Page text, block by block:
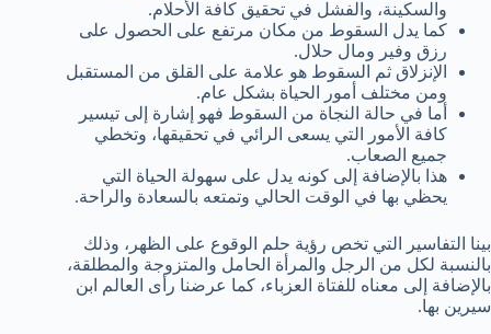
والسكينة، والفشل في تحقيق كافة الأحلام.
كما يدل السقوط من مكان مرتفع على الحصول على
رزق وفير ومال حلال.
الإنزلاق ثم السقوط هو علامة على القلق من المستقبل
ومن مختلف أمور الحياة بشكل عام.
أما في حالة النجاة من السقوط فهو إشارة إلى تيسير
كافة الأمور التي يسعى الرائي في تحقيقها، وتخطي
جميع الصعاب.
هذا بالإضافة إلى كونه يدل على سهولة الحياة التي
يحظي بها في الوقت الحالي وتمتعه بالسعادة والراحة.
بينا التفاسير التي تخص رؤية حلم الوقوع على الظهر، وذلك
بالنسبة لكل من الرجل والمرأة الحامل والمتزوجة والمطلقة،
بالإضافة إلى معناه للفتاة العزباء، كما عرضنا رأى العالم ابن
سيرين بها.